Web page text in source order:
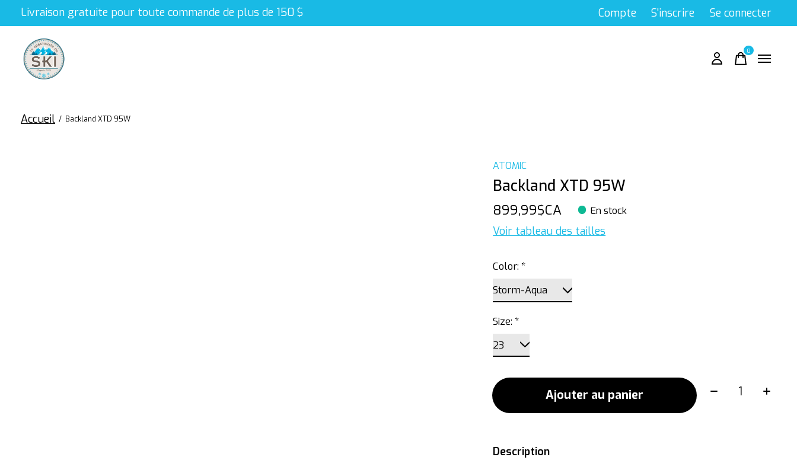
Livraison gratuite pour toute commande de plus de 150 $ Compte S'inscrire Se connecter
0items
Accueil / Backland XTD 95W
ATOMIC
Backland XTD 95W
899,99$CA En stock
Voir tableau des tailles
Color: *
Size: *
Ajouter au panier
Quantité:
Description